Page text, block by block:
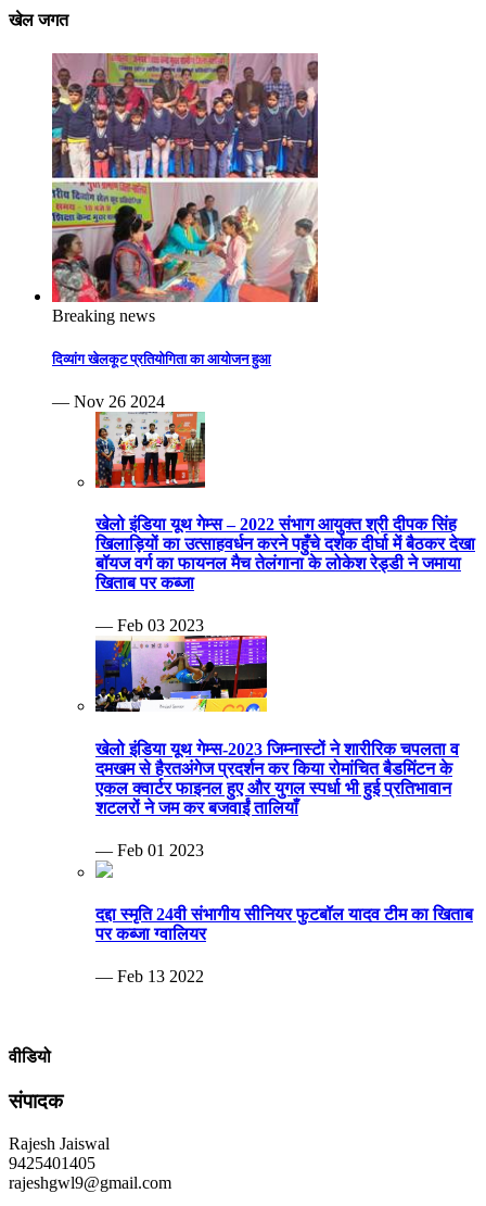
खेल जगत
Breaking news
दिव्यांग खेलकूट प्रतियोगिता का आयोजन हुआ
— Nov 26 2024
खेलो इंडिया यूथ गेम्स – 2022 संभाग आयुक्त श्री दीपक सिंह
खिलाड़ियों का उत्साहवर्धन करने पहुँचे दर्शक दीर्घा में बैठकर देखा
बॉयज वर्ग का फायनल मैच तेलंगाना के लोकेश रेड्डी ने जमाया
खिताब पर कब्जा
— Feb 03 2023
खेलो इंडिया यूथ गेम्स-2023 जिम्नास्टों ने शारीरिक चपलता व
दमखम से हैरतअंगेज प्रदर्शन कर किया रोमांचित बैडमिंटन के
एकल क्वार्टर फाइनल हुए और युगल स्पर्धा भी हुई प्रतिभावान
शटलरों ने जम कर बजवाईं तालियाँ
— Feb 01 2023
दद्दा स्मृति 24वी संभागीय सीनियर फुटबॉल यादव टीम का खिताब
पर कब्जा ग्वालियर
— Feb 13 2022
वीडियो
संपादक
Rajesh Jaiswal
9425401405
rajeshgwl9@gmail.com